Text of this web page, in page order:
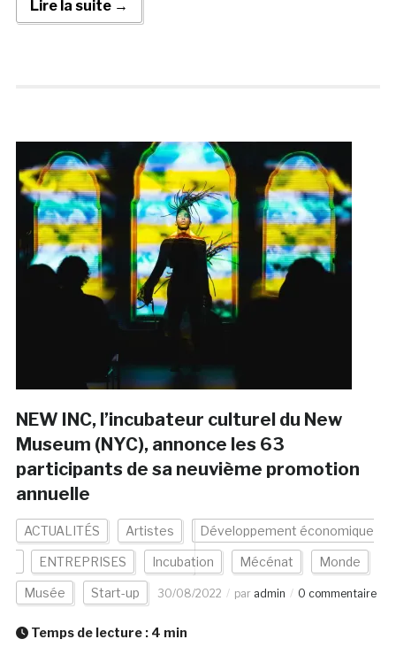
Lire la suite →
NEW INC, l’incubateur culturel du New
Museum (NYC), annonce les 63
participants de sa neuvième promotion
annuelle
ACTUALITÉS Artistes Développement économique
ENTREPRISES Incubation Mécénat Monde
Musée Start-up 30/08/2022 par admin 0 commentaire
Temps de lecture : 4 min